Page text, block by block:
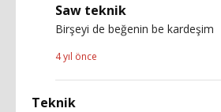
Saw teknik
Birşeyi de beğenin be kardeşim
4 yıl önce
Teknik